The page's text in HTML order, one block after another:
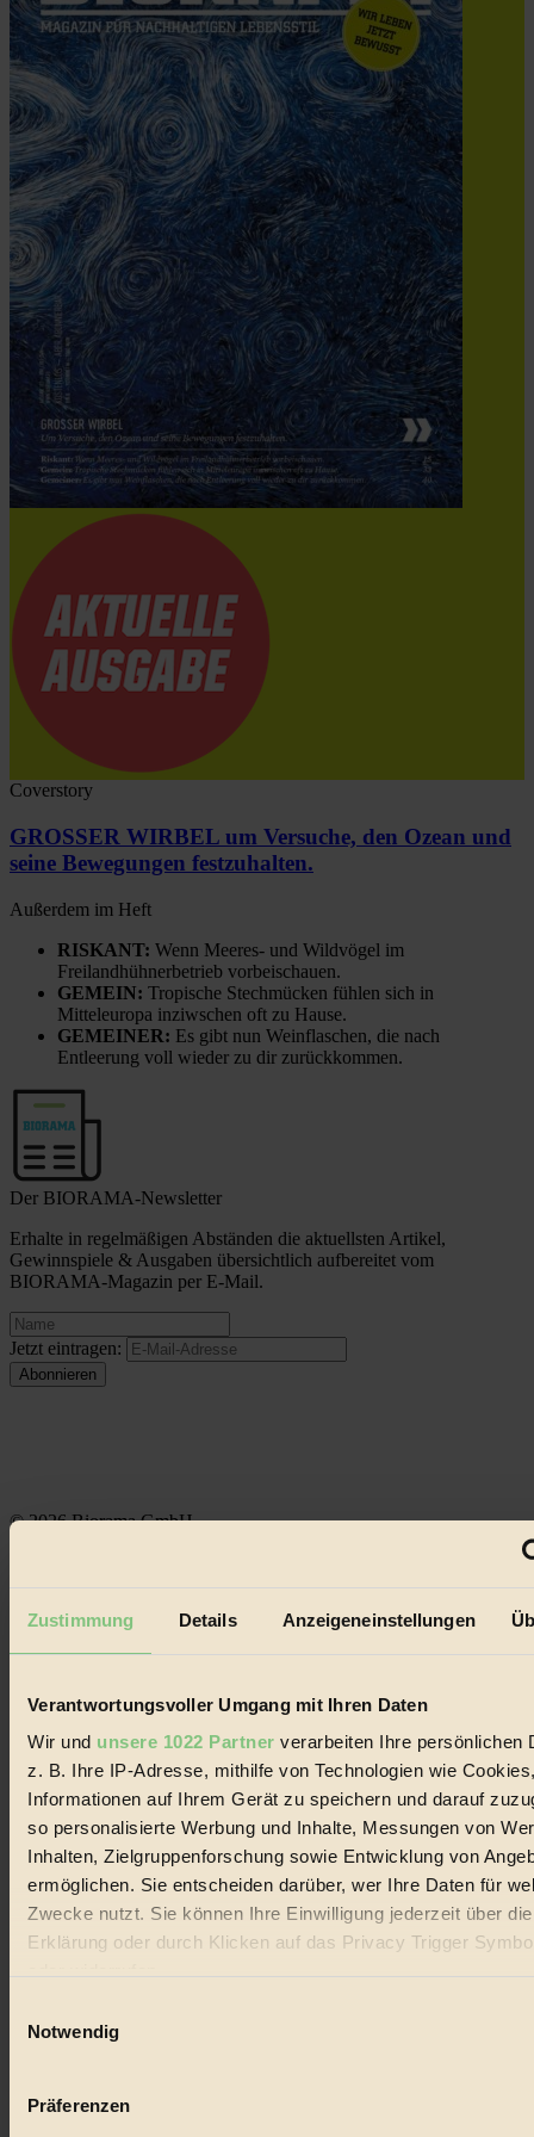
Zustimmung Details Anzeigeneinstellungen
Verantwortungsvoller Umgang mit Ihren Daten
Wir und unsere 1022 Partner verarbeiten Ihre persönlichen
z. B. Ihre IP-Adresse, mithilfe von Technologien wie
Informationen auf Ihrem Gerät zu speichern und darauf
so personalisierte Werbung und Inhalte, Messungen von
Inhalten, Zielgruppenforschung sowie Entwicklung von
ermöglichen. Sie entscheiden darüber, wer Ihre Daten für
Zwecke nutzt. Sie können Ihre Einwilligung jederzeit über
Erklärung oder durch Klicken auf das Privacy Trigger
Wenn Sie es erlauben, würden wir auch gerne:
Ihr Gerät durch aktives Scannen nach bestimmten
Notwendig
Präferenzen
Coverstory
GROSSER WIRBEL um Versuche, den Ozean und
seine Bewegungen festzuhalten.
Außerdem im Heft
RISKANT: Wenn Meeres- und Wildvögel im
Freilandhühnerbetrieb vorbeischauen.
GEMEIN: Tropische Stechmücken fühlen sich in
Mitteleuropa inziwschen oft zu Hause.
GEMEINER: Es gibt nun Weinflaschen, die nach
Entleerung voll wieder zu dir zurückkommen.
Der BIORAMA-Newsletter
Erhalte in regelmäßigen Abständen die aktuellsten Artikel,
Gewinnspiele & Ausgaben übersichtlich aufbereitet vom
BIORAMA-Magazin per E-Mail.
Jetzt eintragen:
© 2026 Biorama GmbH
Datenschutz
Handels mit Bioprodukten, des Fair-Trade sowie der Branche
alternativer Energien.
Social Media
22.601 Fans auf Facebook
Folge uns auf Instagram
Themen
Bio
#
Vegan